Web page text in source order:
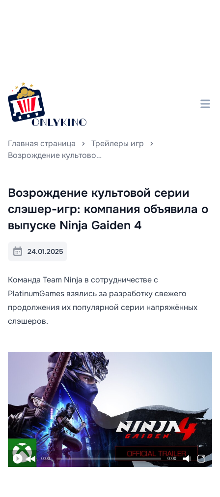
Главная страница
Трейлеры игр
Возрождение культовой серии слэшер-игр: компания объявила о выпуске Ninja Gaiden 4
Возрождение культовой серии
слэшер-игр: компания объявила о
выпуске Ninja Gaiden 4
24.01.2025
Команда Team Ninja в сотрудничестве с
PlatinumGames взялись за разработку свежего
продолжения их популярной серии напряжённых
слэшеров.
0:00 0:00